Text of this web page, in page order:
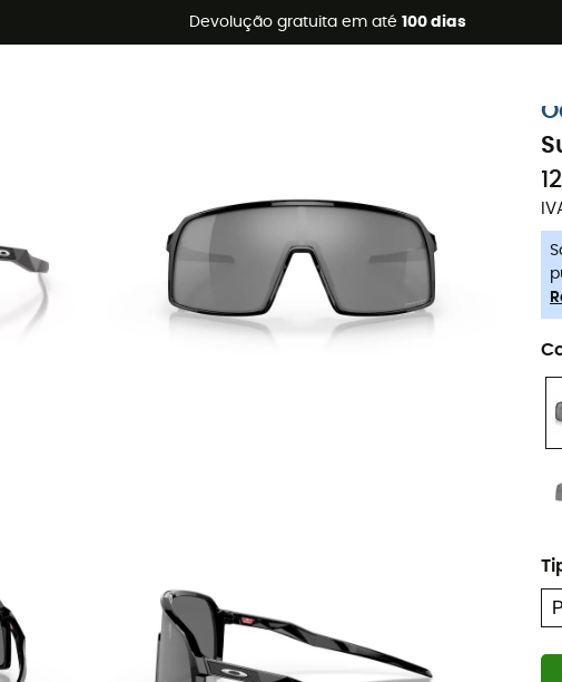
Devolução gratuita em até 100 dias
Promoções de verão 🔥 -5% EXTRA a partir de 2 produtos* com o código